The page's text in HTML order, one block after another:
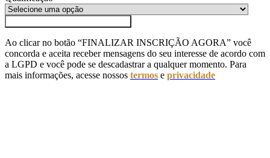
Ao clicar no botão “FINALIZAR INSCRIÇÃO AGORA” você
concorda e aceita receber mensagens do seu interesse de acordo com
a LGPD e você pode se descadastrar a qualquer momento. Para
mais informações, acesse nossos termos e privacidade